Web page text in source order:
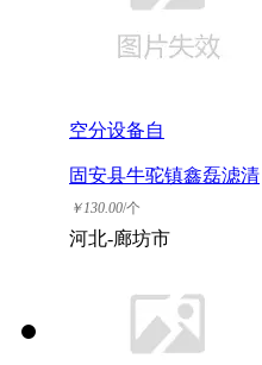
空分设备自
固安县牛驼镇鑫磊滤清
器厂
￥130.00/个
河北-廊坊市